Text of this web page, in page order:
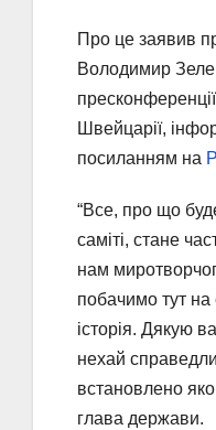
Про це заявив
Володимир
Швейцарії,
посиланням на
“Все, про що
саміті, стане
нам
побачимо тут на
історія. Дякую
нехай
встановлено
глава держави.